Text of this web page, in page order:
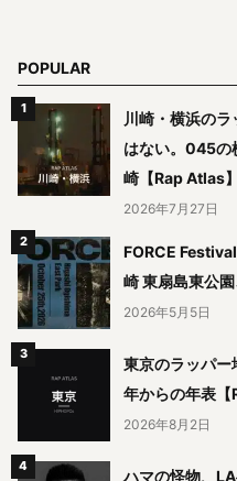
POPULAR
川崎・横浜の
はない。045の
崎【Rap Atlas】
2026年7月27日
FORCE
崎 東扇島東公
2026年5月5日
東京のラッパ
年からの年表【
2026年8月2日
ハマの怪物、